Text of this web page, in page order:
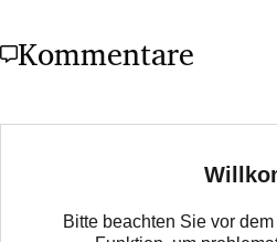
Kommentare